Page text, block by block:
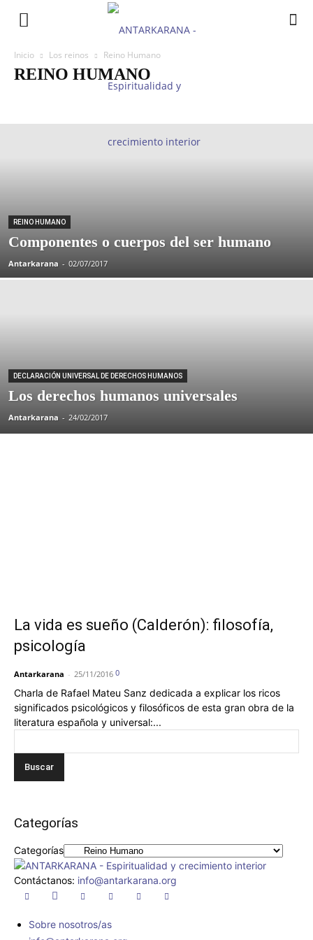
Inicio Los reinos Reino Humano
REINO HUMANO
REINO HUMANO
Componentes o cuerpos del ser humano
Antarkarana - 02/07/2017
DECLARACIÓN UNIVERSAL DE DERECHOS HUMANOS
Los derechos humanos universales
Antarkarana - 24/02/2017
La vida es sueño (Calderón): filosofía,
psicología
Antarkarana - 25/11/2016 0
Charla de Rafael Mateu Sanz dedicada a explicar los ricos
significados psicológicos y filosóficos de esta gran obra de la
literatura española y universal:...
Categorías
Categorías
Contáctanos: info@antarkarana.org
Sobre nosotros/as